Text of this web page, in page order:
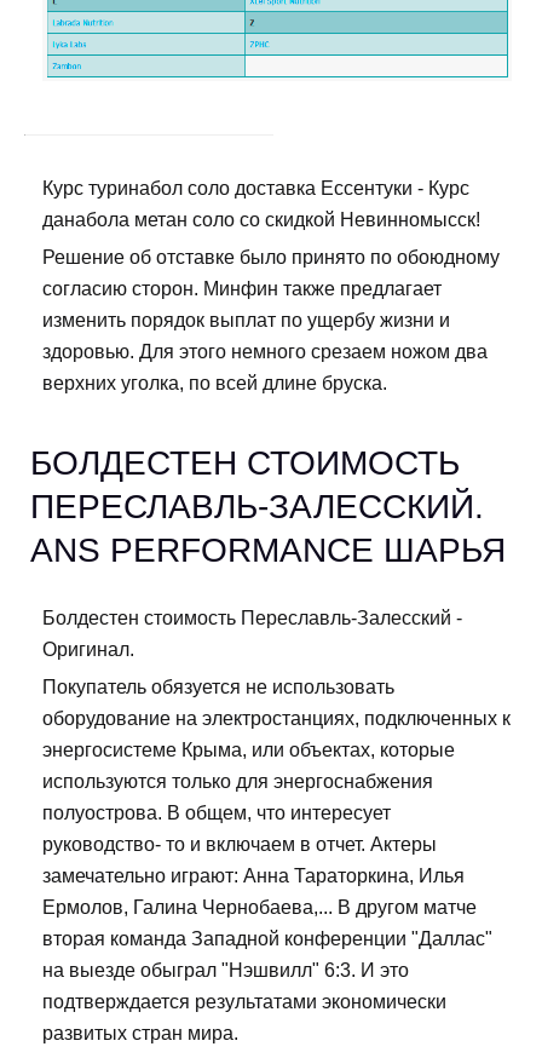
Курс туринабол соло доставка Ессентуки - Курс
данабола метан соло со скидкой Невинномысск!
Решение об отставке было принято по обоюдному
согласию сторон. Минфин также предлагает
изменить порядок выплат по ущербу жизни и
здоровью. Для этого немного срезаем ножом два
верхних уголка, по всей длине бруска.
БОЛДЕСТЕН СТОИМОСТЬ
ПЕРЕСЛАВЛЬ-ЗАЛЕССКИЙ.
ANS PERFORMANCE ШАРЬЯ
Болдестен стоимость Переславль-Залесский -
Оригинал.
Покупатель обязуется не использовать
оборудование на электростанциях, подключенных к
энергосистеме Крыма, или объектах, которые
используются только для энергоснабжения
полуострова. В общем, что интересует
руководство- то и включаем в отчет. Актеры
замечательно играют: Анна Тараторкина, Илья
Ермолов, Галина Чернобаева,... В другом матче
вторая команда Западной конференции "Даллас"
на выезде обыграл "Нэшвилл" 6:3. И это
подтверждается результатами экономически
развитых стран мира.